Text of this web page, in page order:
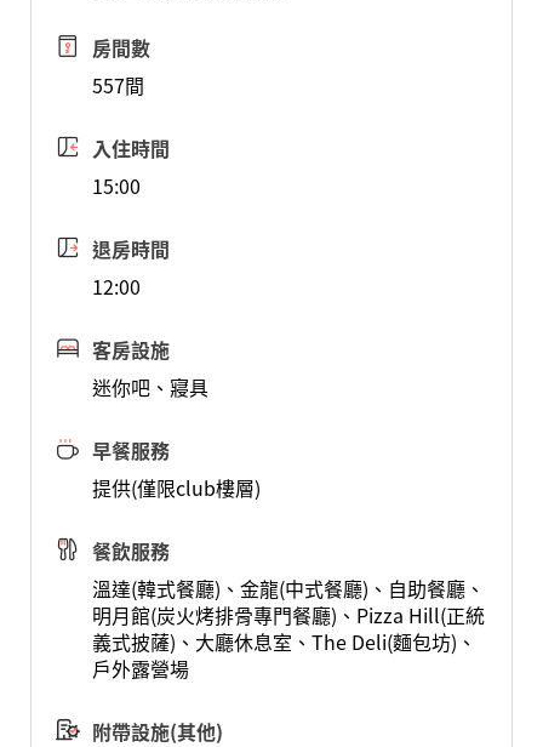
房間數
557間
入住時間
15:00
退房時間
12:00
客房設施
迷你吧、寢具
早餐服務
提供(僅限club樓層)
餐飲服務
溫達(韓式餐廳)、金龍(中式餐廳)、自助餐廳、
明月館(炭火烤排骨專門餐廳)、Pizza Hill(正統
義式披薩)、大廳休息室、The Deli(麵包坊)、
戶外露營場
附帶設施(其他)